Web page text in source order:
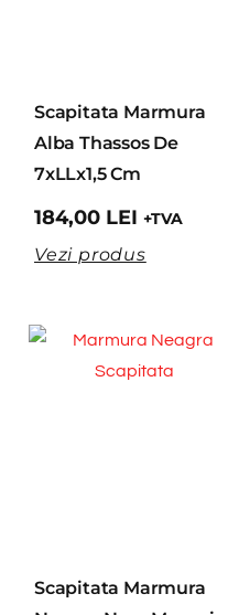
Scapitata Marmura
Alba Thassos De
7xLLx1,5 Cm
184,00 LEI +TVA
Vezi produs
Scapitata Marmura